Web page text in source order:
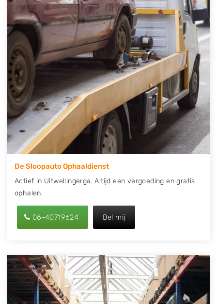
telefonisch contact op of maak een terugbelafspraak.
Wilt u direct een tweedehands auto onderdelen
offerte aanvragen? Dat kan via de Onderdelenlijn! Vul
uw kenteken in en druk op verzenden.
Wij kunnen u helpen met de inkoop van auto's van
eigenlijk alle merken, zoals Alfa Romeo, Audi, BMW,
Chevrolet, Citroën, Dacia, Fiat, Ford, Honda, Hyundai,
Kia, Mazda, Mercedes Benz, Mitsubishi, Nissan, Opel,
Peugeot, Porsche, Renault, Seat, Skoda, Suzuki, Tesla,
Toyota, Volkswagen en Volvo.
De Sloopauto Ophaaldienst
Actief in Uitwellingerga. Altijd een vergoeding en gratis
ophalen.
06-40719624 Bel mij